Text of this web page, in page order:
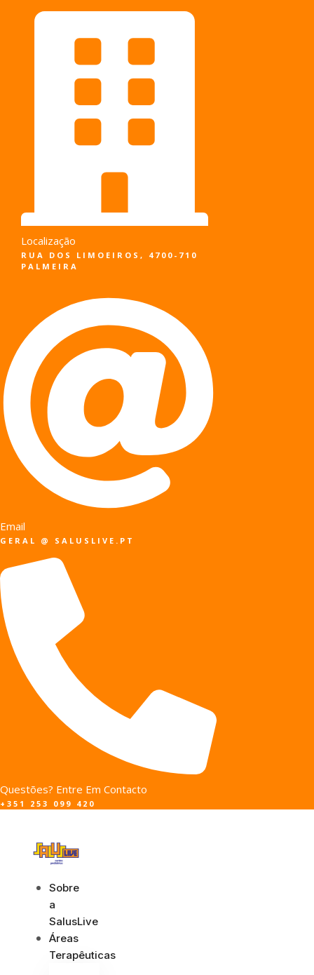
Localização
RUA DOS LIMOEIROS, 4700-710
PALMEIRA
Email
GERAL @ SALUSLIVE.PT
Questões? Entre Em Contacto
+351 253 099 420
Sobre
a
SalusLive
Áreas
Terapêuticas